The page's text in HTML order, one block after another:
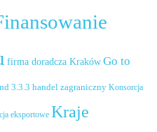
firma doradcza KrakówGo to
3.3.3 handel zagraniczny Konsorcja
eksportowe Kraje